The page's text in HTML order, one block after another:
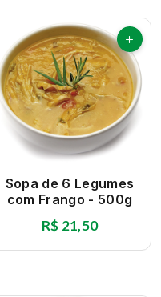
Sopa de 6 Legumes
com Frango - 500g
R$ 21,50